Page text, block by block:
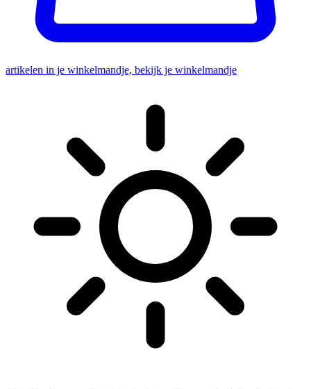
artikelen in je winkelmandje, bekijk je winkelmandje